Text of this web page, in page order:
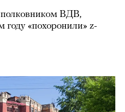
полковником ВДВ,
году «похоронили» z-